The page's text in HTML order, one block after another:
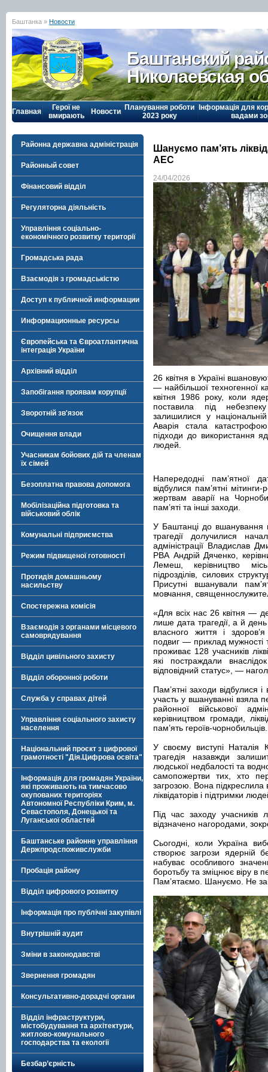
Баштанка » Новости
Баштанский
Николаевская
Главная
Герої не
вмирають
Новости Планування роботи
2023 року
Інформація для
вадами
Районна державна адміністрація
Районный совет
Фінансовий відділ
Регуляторна діяльність
Управління соціально-
економічного розвитку території
Громадська рада
Взаємодія з громадськістю
Доступ к публичной информации
Информационные ресурсы
Європейська та Євроатлантична
інтеграція України
Архівний відділ
Запобігання проявам корупції
Зворотній зв'язок
Очищення влади
Учасникам бойових дій та членам
їх сімей
Безоплатна правова допомога
Мобілізаційна підготовка та
військовий облік
Комунальні підприємства
Режим підвищеної готовності
Протидія домашньому
насильству
Спостережна комісія
Взаємодія з органами місцевого
самоврядування
Відділ цивільного захисту
Відділ оборонної роботи
Служба у справах дітей
Управління соціального захисту
населення
Національний проєкт з цифрової
грамотності "Дія.Цифрова освіта"
Інформація для громадян України,
які проживають на тимчасово
окупованих територіях
Автономної Республіки Крим, м.
Севастополя, Донецької та
Луганської областей
Баштанське районне управління
Держпродспоживслужби
Пробація району
Відділ цифрового розвитку
Інформація про публічні закупівлі
Внутрішній аудит
Зміни в законодавстві
Звернення громадян
Консультативно-дорадчі органи
Відділ інфраструктури,
містобудування та архітектури,
житлово-комунального
господарства та екології
Безбар’єрність
Шануємо пам’ять
АЕС
24/04/2026
26 квітня в Україні
— найбільшої техногенної
квітня 1986 року, коли
поставила під
залишилися у
Аварія стала
підходи до використання
людей.
Напередодні пам’ятної
відбулися пам’ятні мітинги-
жертвам аварії на
пам’яті та інші заходи.
У Баштанці до вшанування
трагедії долучилися
адміністрації Владислав
РВА Андрій Дяченко,
Лемеш, керівництво
підрозділів, силових
Присутні вшанували
мовчання,
«Для всіх нас 26 квітня —
лише дата трагедії, а й день
власного життя і
подвиг — приклад
проживає 128 учасників
які постраждали
відповідний статус», —
Пам’ятні заходи відбулися і
участь у вшануванні взяла
районної військової
керівництвом громади,
пам’ять героїв-чорнобильців.
У своєму виступі Наталія
трагедія назавжди
людської недбалості та
самопожертви тих, хто
загрозою. Вона підкреслила
ліквідаторів і підтримки
Під час заходу учасників
відзначено нагородами,
Сьогодні, коли Україна
створює загрози ядерній
набуває особливого
боротьбу та зміцнює віру в
Пам’ятаємо. Шануємо. Не